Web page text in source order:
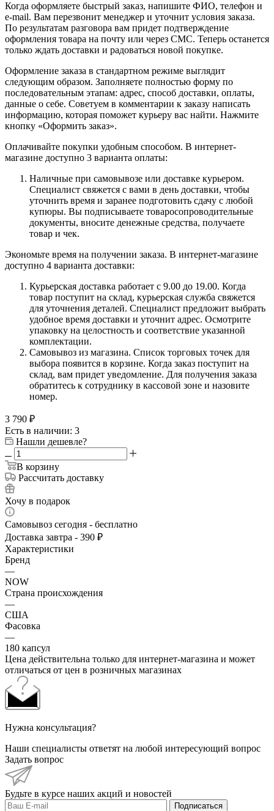
Когда оформляете быстрый заказ, напишите ФИО, телефон и
e-mail. Вам перезвонит менеджер и уточнит условия заказа.
По результатам разговора вам придет подтверждение
оформления товара на почту или через СМС. Теперь останется
только ждать доставки и радоваться новой покупке.
Оформление заказа в стандартном режиме выглядит
следующим образом. Заполняете полностью форму по
последовательным этапам: адрес, способ доставки, оплаты,
данные о себе. Советуем в комментарии к заказу написать
информацию, которая поможет курьеру вас найти. Нажмите
кнопку «Оформить заказ».
Оплачивайте покупки удобным способом. В интернет-
магазине доступно 3 варианта оплаты:
Наличные при самовывозе или доставке курьером.
Специалист свяжется с вами в день доставки, чтобы
уточнить время и заранее подготовить сдачу с любой
купюры. Вы подписываете товаросопроводительные
документы, вносите денежные средства, получаете
товар и чек.
Экономьте время на получении заказа. В интернет-магазине
доступно 4 варианта доставки:
Курьерская доставка работает с 9.00 до 19.00. Когда
товар поступит на склад, курьерская служба свяжется
для уточнения деталей. Специалист предложит выбрать
удобное время доставки и уточнит адрес. Осмотрите
упаковку на целостность и соответствие указанной
комплектации.
Самовывоз из магазина. Список торговых точек для
выбора появится в корзине. Когда заказ поступит на
склад, вам придет уведомление. Для получения заказа
обратитесь к сотруднику в кассовой зоне и назовите
номер.
3 790 ₽
Есть в наличии: 3
Нашли дешевле?
В корзину
Рассчитать доставку
Хочу в подарок
Самовывоз сегодня - бесплатно
Доставка завтра - 390 ₽
Характеристики
Бренд
—
NOW
Страна происхождения
—
США
Фасовка
—
180 капсул
Цена действительна только для интернет-магазина и может
отличаться от цен в розничных магазинах
Нужна консультация?
Наши специалисты ответят на любой интересующий вопрос
Задать вопрос
Будьте в курсе наших акций и новостей
Подписаться